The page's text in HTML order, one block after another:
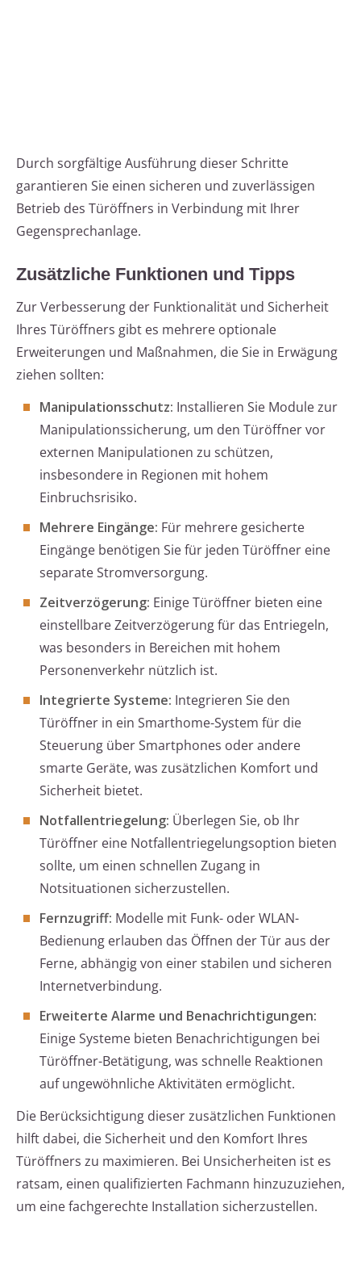
Durch sorgfältige Ausführung dieser Schritte
garantieren Sie einen sicheren und zuverlässigen
Betrieb des Türöffners in Verbindung mit Ihrer
Gegensprechanlage.
Zusätzliche Funktionen und Tipps
Zur Verbesserung der Funktionalität und Sicherheit
Ihres Türöffners gibt es mehrere optionale
Erweiterungen und Maßnahmen, die Sie in Erwägung
ziehen sollten:
Manipulationsschutz: Installieren Sie Module zur
Manipulationssicherung, um den Türöffner vor
externen Manipulationen zu schützen,
insbesondere in Regionen mit hohem
Einbruchsrisiko.
Mehrere Eingänge: Für mehrere gesicherte
Eingänge benötigen Sie für jeden Türöffner eine
separate Stromversorgung.
Zeitverzögerung: Einige Türöffner bieten eine
einstellbare Zeitverzögerung für das Entriegeln,
was besonders in Bereichen mit hohem
Personenverkehr nützlich ist.
Integrierte Systeme: Integrieren Sie den
Türöffner in ein Smarthome-System für die
Steuerung über Smartphones oder andere
smarte Geräte, was zusätzlichen Komfort und
Sicherheit bietet.
Notfallentriegelung: Überlegen Sie, ob Ihr
Türöffner eine Notfallentriegelungsoption bieten
sollte, um einen schnellen Zugang in
Notsituationen sicherzustellen.
Fernzugriff: Modelle mit Funk- oder WLAN-
Bedienung erlauben das Öffnen der Tür aus der
Ferne, abhängig von einer stabilen und sicheren
Internetverbindung.
Erweiterte Alarme und Benachrichtigungen:
Einige Systeme bieten Benachrichtigungen bei
Türöffner-Betätigung, was schnelle Reaktionen
auf ungewöhnliche Aktivitäten ermöglicht.
Die Berücksichtigung dieser zusätzlichen Funktionen
hilft dabei, die Sicherheit und den Komfort Ihres
Türöffners zu maximieren. Bei Unsicherheiten ist es
ratsam, einen qualifizierten Fachmann hinzuzuziehen,
um eine fachgerechte Installation sicherzustellen.